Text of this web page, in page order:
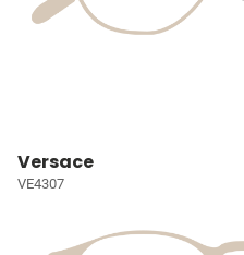
Versace
VE4307